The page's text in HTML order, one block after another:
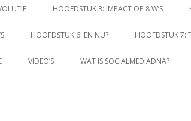
HOOFDSTUK 3: IMPACT OP 8 W’S
HOOFDSTUK 6: EN NU? HOOFDSTUK 7:
VIDEO’S WAT IS SOCIALMEDIADNA?